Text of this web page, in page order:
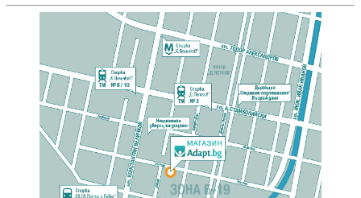
Ортези
Медицинско Оборудване ПОД НАЕМ
Нови Продукти
Грижа За Здравето
Под Наем